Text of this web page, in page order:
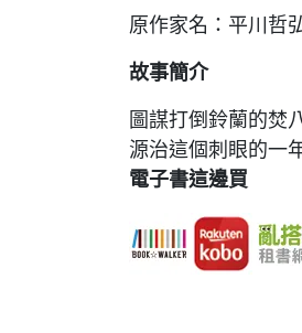
原作家名：平川哲
故事簡介
圖謀打倒鈴蘭的焚
源治這個刺眼的一
電子書這邊買